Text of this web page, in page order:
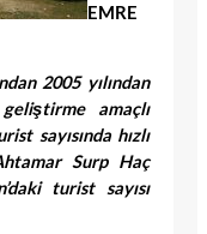
EMRE
2005 yılından
amaçlı
sayısında hızlı
Surp Haç
turist sayısı